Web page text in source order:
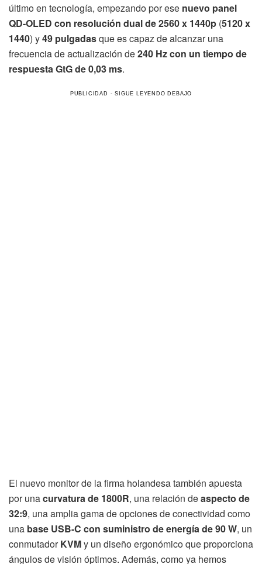
último en tecnología, empezando por ese nuevo panel
QD-OLED con resolución dual de 2560 x 1440p (5120 x
1440) y49 pulgadasque es capaz de alcanzar una
frecuencia de actualización de240 Hz con un tiempo de
respuesta GtG de 0,03 ms.
El nuevo monitor de la firma holandesa también apuesta
por unacurvatura de 1800R, una relación deaspecto de
32:9, una amplia gama de opciones de conectividad como
una base USB-C con suministro de energía de 90 W, un
conmutadorKVMy un diseño ergonómico que proporciona
ángulos de visión óptimos. Además, como ya hemos